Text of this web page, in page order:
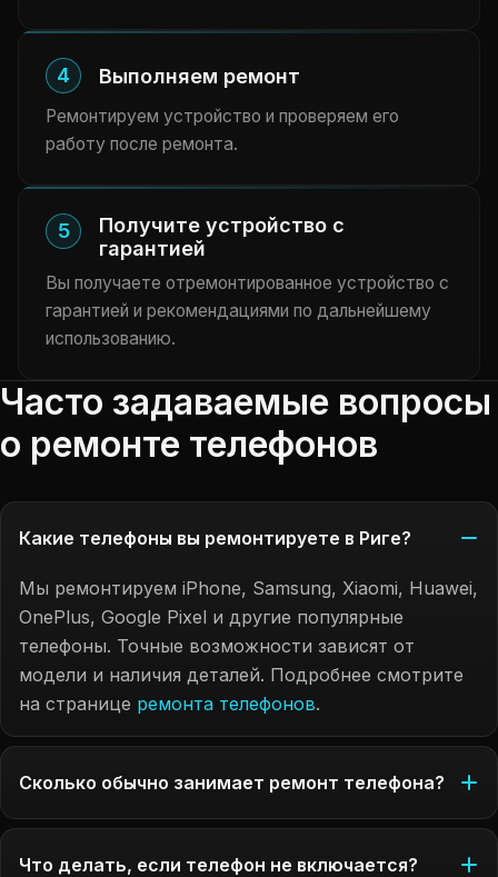
4 Выполняем ремонт
Ремонтируем устройство и проверяем его
работу после ремонта.
5
Получите устройство с
гарантией
Вы получаете отремонтированное устройство с
гарантией и рекомендациями по дальнейшему
использованию.
Часто задаваемые вопросы
о ремонте телефонов
Какие телефоны вы ремонтируете в Риге?
Мы ремонтируем iPhone, Samsung, Xiaomi, Huawei,
OnePlus, Google Pixel и другие популярные
телефоны. Точные возможности зависят от
модели и наличия деталей. Подробнее смотрите
на странице ремонта телефонов.
Сколько обычно занимает ремонт телефона?
Что делать, если телефон не включается?